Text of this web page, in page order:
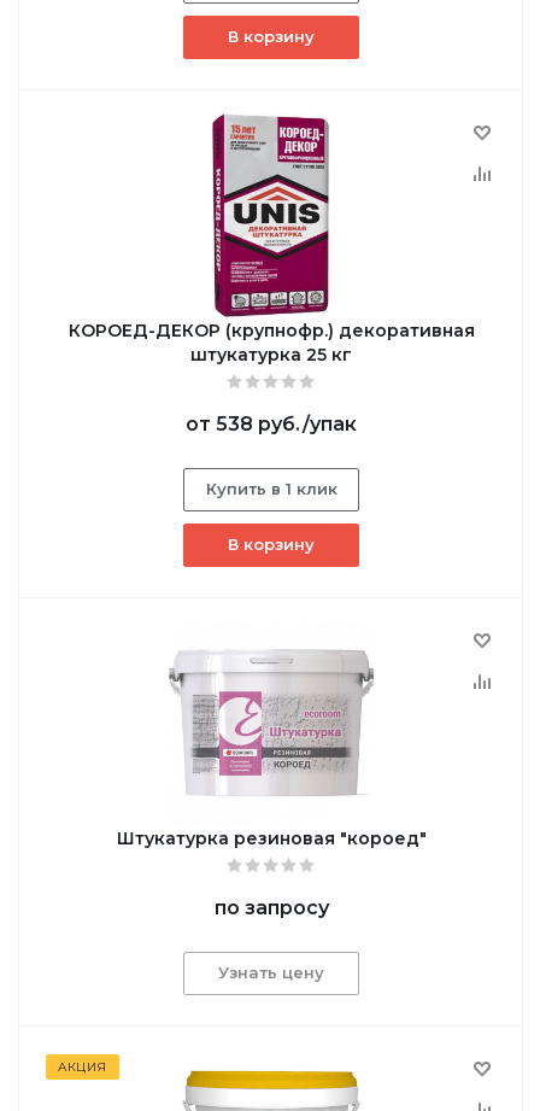
В корзину
КОРОЕД-ДЕКОР (крупнофр.) декоративная
штукатурка 25 кг
от 538 руб./упак
Купить в 1 клик
В корзину
Штукатурка резиновая "короед"
по запросу
Узнать цену
АКЦИЯ